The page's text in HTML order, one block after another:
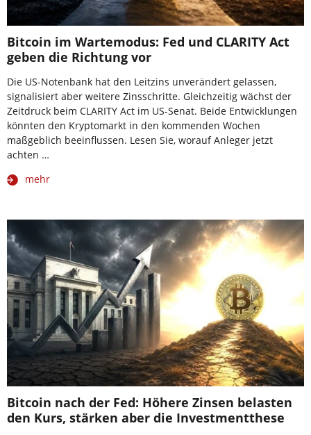
Bitcoin im Wartemodus: Fed und CLARITY Act
geben die Richtung vor
Die US-Notenbank hat den Leitzins unverändert gelassen,
signalisiert aber weitere Zinsschritte. Gleichzeitig wächst der
Zeitdruck beim CLARITY Act im US-Senat. Beide Entwicklungen
könnten den Kryptomarkt in den kommenden Wochen
maßgeblich beeinflussen. Lesen Sie, worauf Anleger jetzt
achten …
mehr
Bitcoin nach der Fed: Höhere Zinsen belasten
den Kurs, stärken aber die Investmentthese